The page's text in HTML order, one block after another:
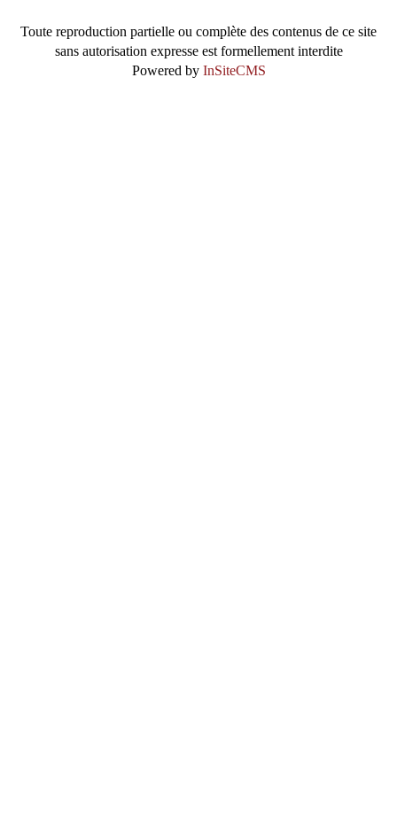
Toute reproduction partielle ou complète des contenus de ce site
sans autorisation expresse est formellement interdite
Powered by InSiteCMS